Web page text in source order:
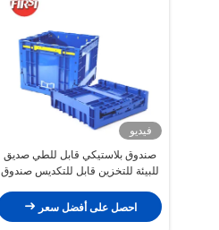
فيديو
صندوق بلاستيكي قابل للطي صديق
للبيئة للتخزين قابل للتكديس صندوق
والتخزين
احصل على أفضل سعر